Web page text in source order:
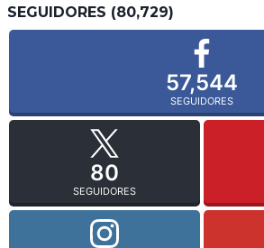
SEGUIDORES (80,729)
57,544
SEGUIDORES
80
SEGUIDORES